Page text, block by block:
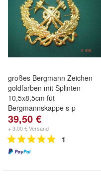
großes Bergmann Zeichen
goldfarben mit Splinten
10,5x8,5cm füt
Bergmannskappe s-p
39,50 €
+ 3,00 € Versand
1